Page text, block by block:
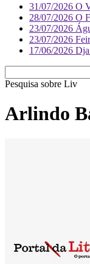
31/07/2026 O
28/07/2026 O
23/07/2026
23/07/2026
17/06/2026
Pesquisa sobre
Arlindo